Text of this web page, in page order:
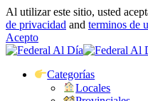
Al utilizar este sitio, usted
de privacidad and terminos de
Acepto
Categorías
Locales